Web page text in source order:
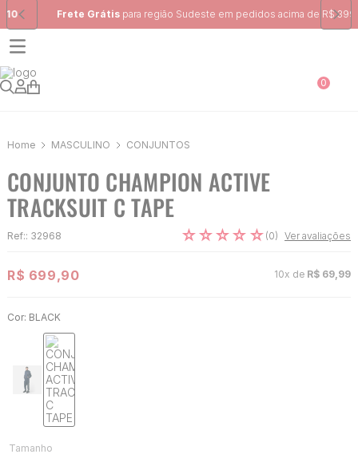
Frete Grátis para região Sudeste em pedidos acima de R$ 399,00
0
MASCULINO CONJUNTOS
CONJUNTO CHAMPION ACTIVE
TRACKSUIT C TAPE
Ref:: 32968 ☆☆☆☆ ☆ (0) Ver avaliações
R$ 699,90 10x de R$ 69 99
Cor: BLACK
Tamanho